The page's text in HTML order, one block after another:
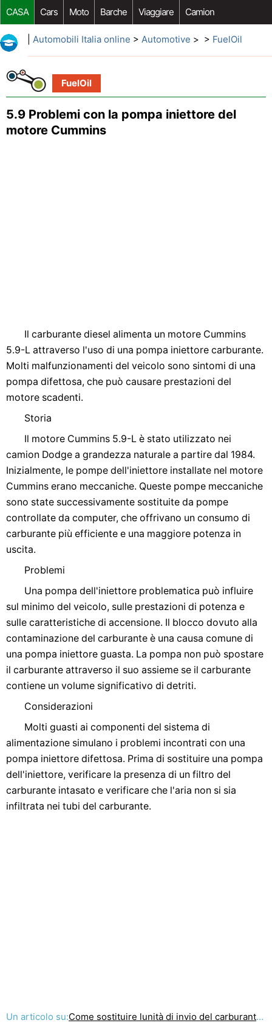
CASA Cars Moto Barche Viaggiare Camion
Riparazione Auto Acquisto Auto Car Opzioni Aftermarket
Automobili Italia online > Automotive > > FuelOil
FuelOil
5.9 Problemi con la pompa iniettore del
motore Cummins
Il carburante diesel alimenta un motore Cummins
5.9-L attraverso l'uso di una pompa iniettore carburante.
Molti malfunzionamenti del veicolo sono sintomi di una
pompa difettosa, che può causare prestazioni del
motore scadenti.
Storia
Il motore Cummins 5.9-L è stato utilizzato nei
camion Dodge a grandezza naturale a partire dal 1984.
Inizialmente, le pompe dell'iniettore installate nel motore
Cummins erano meccaniche. Queste pompe meccaniche
sono state successivamente sostituite da pompe
controllate da computer, che offrivano un consumo di
carburante più efficiente e una maggiore potenza in
uscita.
Problemi
Una pompa dell'iniettore problematica può influire
sul minimo del veicolo, sulle prestazioni di potenza e
sulle caratteristiche di accensione. Il blocco dovuto alla
contaminazione del carburante è una causa comune di
una pompa iniettore guasta. La pompa non può spostare
il carburante attraverso il suo assieme se il carburante
contiene un volume significativo di detriti.
Considerazioni
Molti guasti ai componenti del sistema di
alimentazione simulano i problemi incontrati con una
pompa iniettore difettosa. Prima di sostituire una pompa
dell'iniettore, verificare la presenza di un filtro del
carburante intasato e verificare che l'aria non si sia
infiltrata nei tubi del carburante.
Un articolo su:Come sostituire lunità di invio del carburante su un Xterra